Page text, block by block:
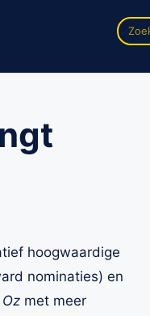
Zoek
naar:
hoogwaardige
nominaties) en
met meer